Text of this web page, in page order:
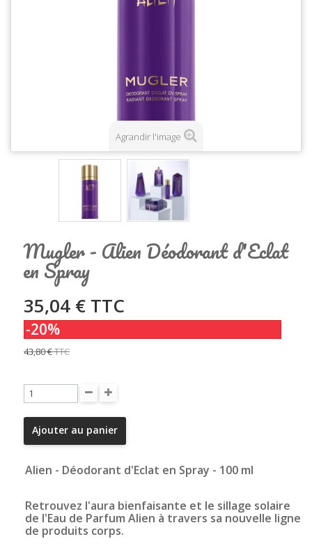
Agrandir l'image
Mugler - Alien Déodorant d'Eclat
en Spray
35,04 € TTC
-20%
43,80 €TTC
Ajouter au panier
Alien - Déodorant d'Eclat en Spray - 100 ml
Retrouvez l'aura bienfaisante et le sillage solaire
de l'Eau de Parfum Alien à travers sa nouvelle ligne
de produits corps.